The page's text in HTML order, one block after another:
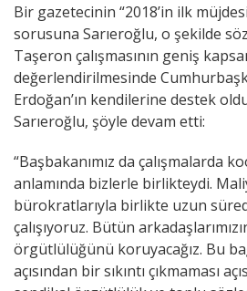
Bir gazetecinin “2018’in ilk
sorusuna Sarıeroğlu, o şekilde
Taşeron çalışmasının geniş
değerlendirilmesinde
Erdoğan’ın kendilerine destek
Sarıeroğlu, şöyle devam etti:
“Başbakanımız da çalışmalarda
anlamında bizlerle birlikteydi.
bürokratlarıyla birlikte uzun
çalışıyoruz. Bütün
örgütlülüğünü koruyacağız. Bu
açısından bir sıkıntı çıkmaması